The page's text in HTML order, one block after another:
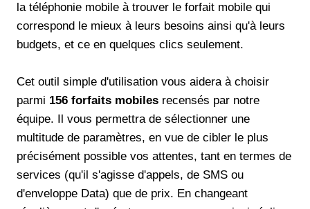
la téléphonie mobile à trouver le forfait mobile qui
correspond le mieux à leurs besoins ainsi qu'à leurs
budgets, et ce en quelques clics seulement.
Cet outil simple d'utilisation vous aidera à choisir
parmi 156 forfaits mobiles recensés par notre
équipe. Il vous permettra de sélectionner une
multitude de paramètres, en vue de cibler le plus
précisément possible vos attentes, tant en termes de
services (qu'il s'agisse d'appels, de SMS ou
d'enveloppe Data) que de prix. En changeant